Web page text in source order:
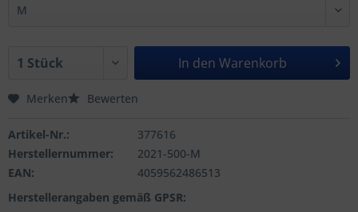
In den Warenkorb
Merken Bewerten
Artikel-Nr.:
377616
Herstellernummer:
2021-500-M
EAN:
4059562486513
Herstellerangaben gemäß GPSR: